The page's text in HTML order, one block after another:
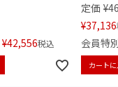
¥42,556税込
定価 ¥
¥37,136
会員特
カート